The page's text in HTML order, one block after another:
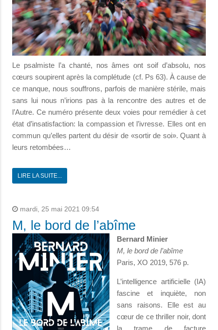
Le psalmiste l’a chanté, nos âmes ont soif d’absolu, nos
cœurs soupirent après la complétude (cf. Ps 63). À cause de
ce manque, nous souffrons, parfois de manière stérile, mais
sans lui nous n’irions pas à la rencontre des autres et de
l’Autre. Ce numéro présente deux voies pour remédier à cet
état d’insatisfaction: la compassion et l’ivresse. Elles ont en
commun qu’elles partent du désir de «sortir de soi». Quant à
leurs retombées…
LIRE LA SUITE...
mardi, 25 mai 2021 09:54
M, le bord de l’abîme
Bernard Minier
M, le bord de l’abîme
Paris, XO 2019, 576 p.
L’intelligence artificielle (IA)
fascine et inquiète, non
sans raisons. Elle est au
cœur de ce thriller noir, dont
la trame de facture